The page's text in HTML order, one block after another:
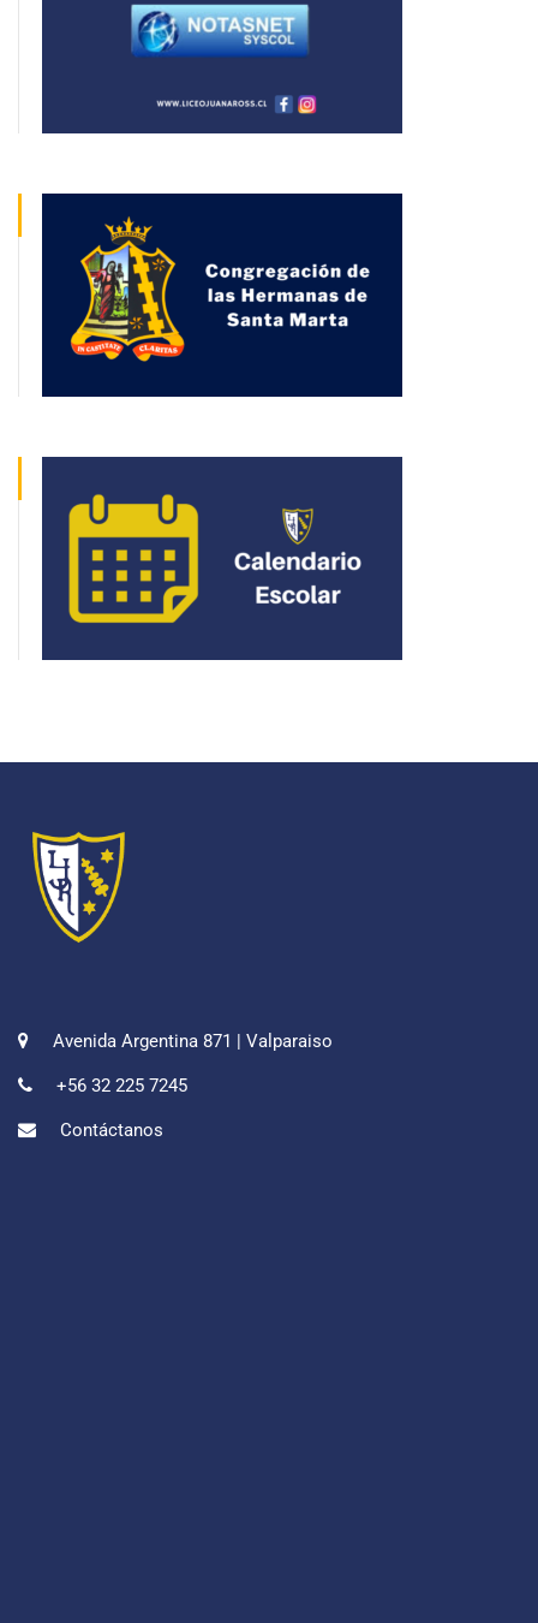
Avenida Argentina 871 | Valparaiso
+56 32 225 7245
Contáctanos